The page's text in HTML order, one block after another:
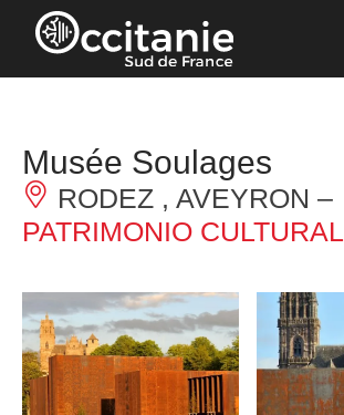
Panel de gestión de cookies
Musée Soulages
RODEZ , AVEYRON –
PATRIMONIO CULTURAL